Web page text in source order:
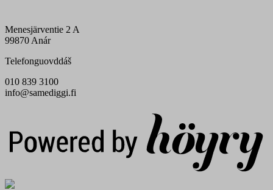
Menesjärventie 2 A
99870 Anár
Telefonguovddáš
010 839 3100
info@samediggi.fi